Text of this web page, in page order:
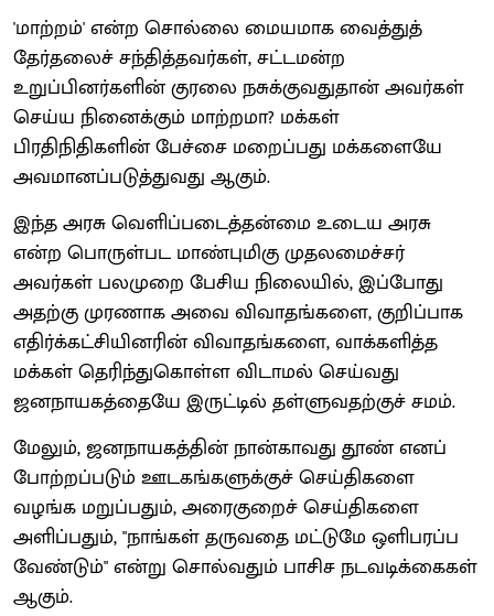
'மாற்றம்' என்ற சொல்லை மையமாக வைத்துத்
தேர்தலைச் சந்தித்தவர்கள், சட்டமன்ற
உறுப்பினர்களின் குரலை நசுக்குவதுதான் அவர்கள்
செய்ய நினைக்கும் மாற்றமா? மக்கள்
பிரதிநிதிகளின் பேச்சை மறைப்பது மக்களையே
அவமானப்படுத்துவது ஆகும்.
இந்த அரசு வெளிப்படைத்தன்மை உடைய அரசு
என்ற பொருள்பட மாண்புமிகு முதலமைச்சர்
அவர்கள் பலமுறை பேசிய நிலையில், இப்போது
அதற்கு முரணாக அவை விவாதங்களை, குறிப்பாக
எதிர்க்கட்சியினரின் விவாதங்களை, வாக்களித்த
மக்கள் தெரிந்துகொள்ள விடாமல் செய்வது
ஜனநாயகத்தையே இருட்டில் தள்ளுவதற்குச் சமம்.
மேலும், ஜனநாயகத்தின் நான்காவது தூண் எனப்
போற்றப்படும் ஊடகங்களுக்குச் செய்திகளை
வழங்க மறுப்பதும், அரைகுறைச் செய்திகளை
அளிப்பதும், "நாங்கள் தருவதை மட்டுமே ஒளிபரப்ப
வேண்டும்" என்று சொல்வதும் பாசிச நடவடிக்கைகள்
ஆகும்.